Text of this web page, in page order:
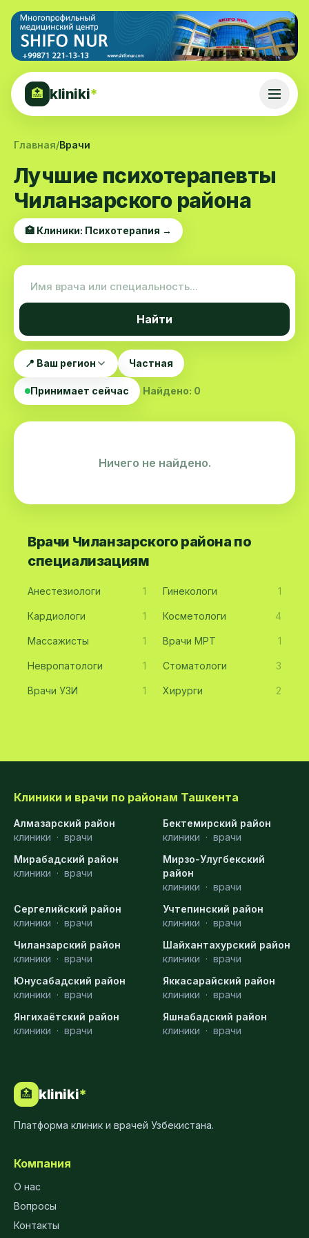
🏥 kliniki*
Главная/Врачи
Лучшие психотерапевты
Чиланзарского района
🏥 Клиники: Психотерапия →
Найти
📍 Ваш регион Частная
Принимает сейчас Найдено: 0
Ничего не найдено.
Врачи Чиланзарского района по
специализациям
Анестезиологи 1 Гинекологи 1
Кардиологи 1 Косметологи 4
Массажисты 1 Врачи МРТ 1
Невропатологи 1 Стоматологи 3
Врачи УЗИ 1 Хирурги 2
Клиники и врачи по районам Ташкента
Алмазарский район
клиники · врачи
Бектемирский район
клиники · врачи
Мирабадский район
клиники · врачи
Мирзо-Улугбекский
район
клиники · врачи
Сергелийский район
клиники · врачи
Учтепинский район
клиники · врачи
Чиланзарский район
клиники · врачи
Шайхантахурский район
клиники · врачи
Юнусабадский район
клиники · врачи
Яккасарайский район
клиники · врачи
Янгихаётский район
клиники · врачи
Яшнабадский район
клиники · врачи
🏥 kliniki*
Платформа клиник и врачей Узбекистана.
Компания
О нас
Вопросы
Контакты